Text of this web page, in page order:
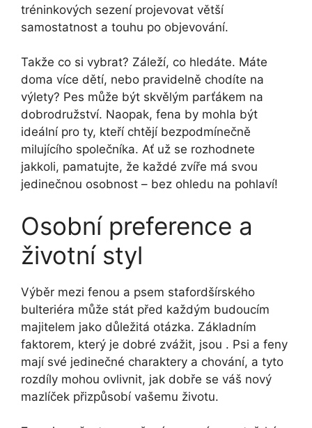
tréninkových sezení projevovat větší
samostatnost a touhu po objevování.
Takže co si vybrat? Záleží, co hledáte. Máte
doma více dětí, nebo pravidelně chodíte na
výlety? Pes může být skvělým parťákem na
dobrodružství. Naopak, fena by mohla být
ideální pro ty, kteří chtějí bezpodmínečně
milujícího společníka. Ať už se rozhodnete
jakkoli, pamatujte, že každé zvíře má svou
jedinečnou osobnost – bez ohledu na pohlaví!
Osobní preference a
životní styl
Výběr mezi fenou a psem stafordšírského
bulteriéra může stát před každým budoucím
majitelem jako důležitá otázka. Základním
faktorem, který je dobré zvážit, jsou . Psi a feny
mají své jedinečné charaktery a chování, a tyto
rozdíly mohou ovlivnit, jak dobře se váš nový
mazlíček přizpůsobí vašemu životu.